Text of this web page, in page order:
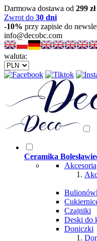
Darmowa dostawa od 299 zł
Zwrot do 30 dni
-10% przy zapisie do
info@decobc.com
waluta:
Ceramika
Akcesoria
Czajniki
Deski do
Doniczki